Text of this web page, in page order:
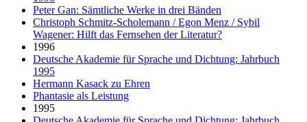
Peter Gan: Sämtliche Werke in drei Bänden
Christoph Schmitz-Scholemann / Egon Menz / Sybil
Wagener: Hilft das Fernsehen der Literatur?
1996
Deutsche Akademie für Sprache und Dichtung: Jahrbuch
1995
Hermann Kasack zu Ehren
Phantasie als Leistung
1995